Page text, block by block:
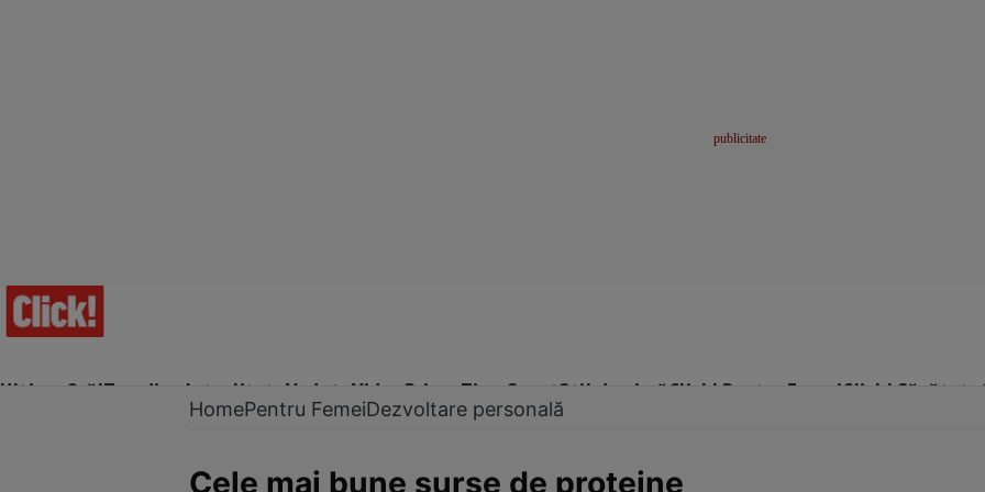
Ultima Oră!Trending Actualitate Vedete Video Prime Time SportStil de viațăClick! Pentru FemeiClick! Sănătate
HomePentru FemeiDezvoltare personală
Cele mai bune surse de proteine